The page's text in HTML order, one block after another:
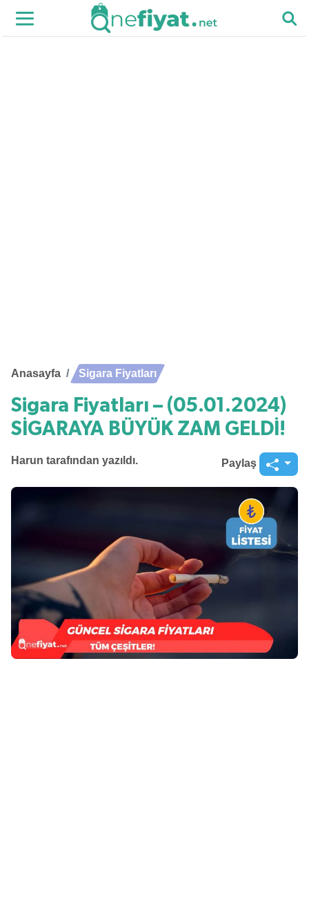
Anasayfa Sigara Fiyatları
Sigara Fiyatları – (05.01.2024)
SİGARAYA BÜYÜK ZAM GELDİ!
Harun tarafından yazıldı. Paylaş